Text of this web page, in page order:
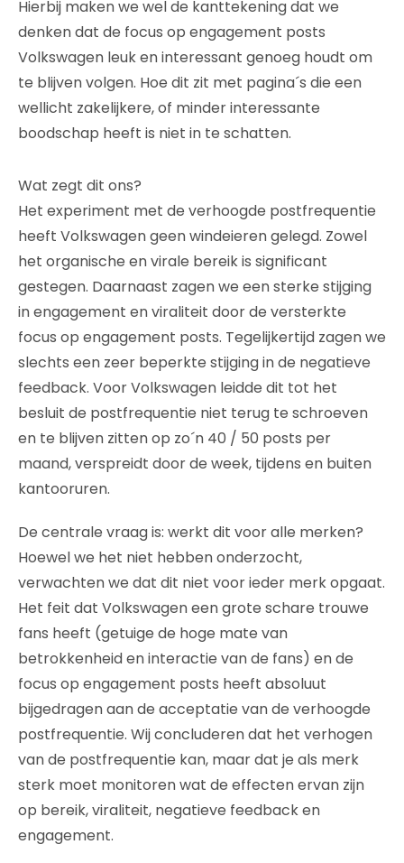
Hierbij maken we wel de kanttekening dat we
denken dat de focus op engagement posts
Volkswagen leuk en interessant genoeg houdt om
te blijven volgen. Hoe dit zit met pagina´s die een
wellicht zakelijkere, of minder interessante
boodschap heeft is niet in te schatten.
Wat zegt dit ons?
Het experiment met de verhoogde postfrequentie
heeft Volkswagen geen windeieren gelegd. Zowel
het organische en virale bereik is significant
gestegen. Daarnaast zagen we een sterke stijging
in engagement en viraliteit door de versterkte
focus op engagement posts. Tegelijkertijd zagen we
slechts een zeer beperkte stijging in de negatieve
feedback. Voor Volkswagen leidde dit tot het
besluit de postfrequentie niet terug te schroeven
en te blijven zitten op zo´n 40 / 50 posts per
maand, verspreidt door de week, tijdens en buiten
kantooruren.
De centrale vraag is: werkt dit voor alle merken?
Hoewel we het niet hebben onderzocht,
verwachten we dat dit niet voor ieder merk opgaat.
Het feit dat Volkswagen een grote schare trouwe
fans heeft (getuige de hoge mate van
betrokkenheid en interactie van de fans) en de
focus op engagement posts heeft absoluut
bijgedragen aan de acceptatie van de verhoogde
postfrequentie. Wij concluderen dat het verhogen
van de postfrequentie kan, maar dat je als merk
sterk moet monitoren wat de effecten ervan zijn
op bereik, viraliteit, negatieve feedback en
engagement.